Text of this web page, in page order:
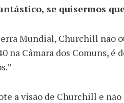
se quisermos
Mundial, Churchill não
na Câmara dos Comuns, é
a visão de Churchill e